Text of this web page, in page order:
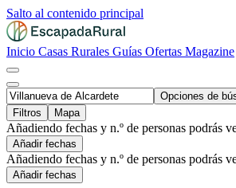
Salto al contenido principal
Inicio Casas Rurales Guías Ofertas Magazine
Opciones de
Filtros
Mapa
Añadiendo fechas y n.º de personas podrás
Añadir fechas
Añadiendo fechas y n.º de personas podrás
Añadir fechas